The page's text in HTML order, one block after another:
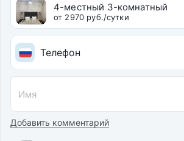
4-местный 3-комнатный
от 2970 руб./сутки
Добавить комментарий